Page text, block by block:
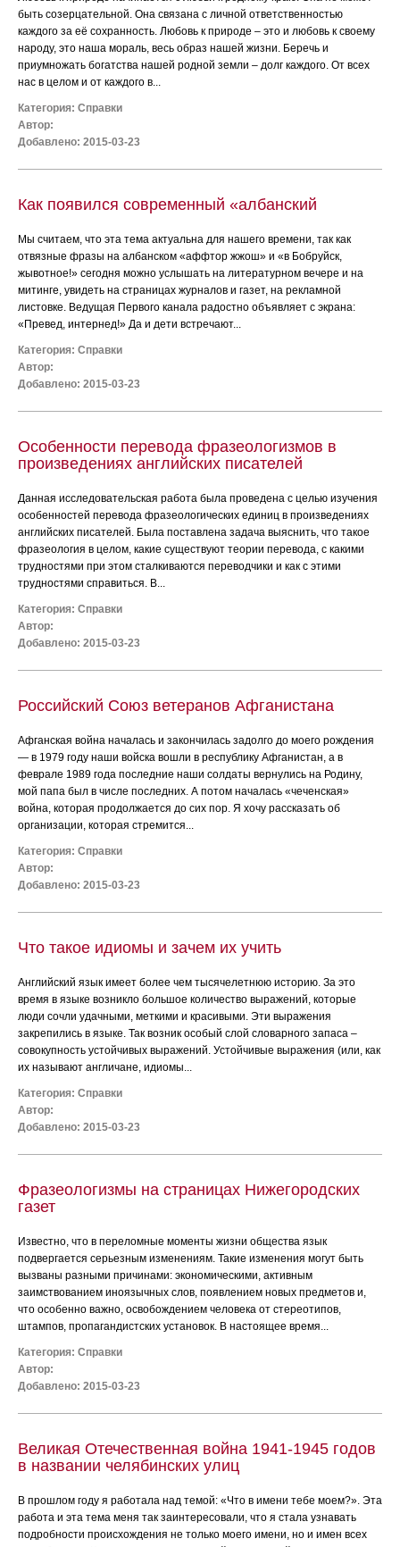
быть созерцательной. Она связана с личной ответственностью
каждого за её сохранность. Любовь к природе – это и любовь к своему
народу, это наша мораль, весь образ нашей жизни. Беречь и
приумножать богатства нашей родной земли – долг каждого. От всех
нас в целом и от каждого в...
Категория: Справки
Автор:
Добавлено: 2015-03-23
Как появился современный «албанский
Мы считаем, что эта тема актуальна для нашего времени, так как
отвязные фразы на албанском «аффтор жжош» и «в Бобруйск,
жывотное!» сегодня можно услышать на литературном вечере и на
митинге, увидеть на страницах журналов и газет, на рекламной
листовке. Ведущая Первого канала радостно объявляет с экрана:
«Превед, интернед!» Да и дети встречают...
Категория: Справки
Автор:
Добавлено: 2015-03-23
Особенности перевода фразеологизмов в
произведениях английских писателей
Данная исследовательская работа была проведена с целью изучения
особенностей перевода фразеологических единиц в произведениях
английских писателей. Была поставлена задача выяснить, что такое
фразеология в целом, какие существуют теории перевода, с какими
трудностями при этом сталкиваются переводчики и как с этими
трудностями справиться. В...
Категория: Справки
Автор:
Добавлено: 2015-03-23
Российский Союз ветеранов Афганистана
Афганская война началась и закончилась задолго до моего рождения
― в 1979 году наши войска вошли в республику Афганистан, а в
феврале 1989 года последние наши солдаты вернулись на Родину,
мой папа был в числе последних. А потом началась «чеченская»
война, которая продолжается до сих пор. Я хочу рассказать об
организации, которая стремится...
Категория: Справки
Автор:
Добавлено: 2015-03-23
Что такое идиомы и зачем их учить
Английский язык имеет более чем тысячелетнюю историю. За это
время в языке возникло большое количество выражений, которые
люди сочли удачными, меткими и красивыми. Эти выражения
закрепились в языке. Так возник особый слой словарного запаса –
совокупность устойчивых выражений. Устойчивые выражения (или, как
их называют англичане, идиомы...
Категория: Справки
Автор:
Добавлено: 2015-03-23
Фразеологизмы на страницах Нижегородских
газет
Известно, что в переломные моменты жизни общества язык
подвергается серьезным изменениям. Такие изменения могут быть
вызваны разными причинами: экономическими, активным
заимствованием иноязычных слов, появлением новых предметов и,
что особенно важно, освобождением человека от стереотипов,
штампов, пропагандистских установок. В настоящее время...
Категория: Справки
Автор:
Добавлено: 2015-03-23
Великая Отечественная война 1941-1945 годов
в названии челябинских улиц
В прошлом году я работала над темой: «Что в имени тебе моем?». Эта
работа и эта тема меня так заинтересовали, что я стала узнавать
подробности происхождения не только моего имени, но и имен всех